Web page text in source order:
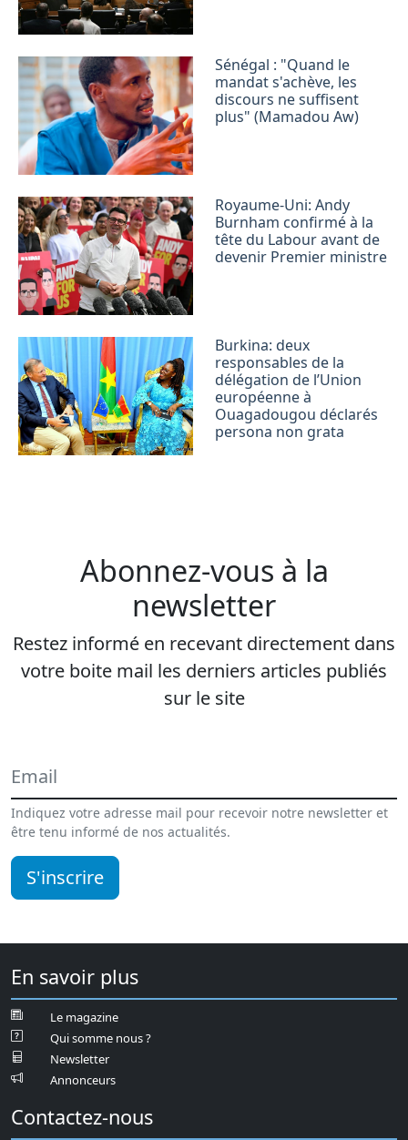
Sénégal : "Quand le
mandat s'achève, les
discours ne suffisent
plus" (Mamadou Aw)
Royaume-Uni: Andy
Burnham confirmé à la
tête du Labour avant de
devenir Premier ministre
Burkina: deux
responsables de la
délégation de l’Union
européenne à
Ouagadougou déclarés
persona non grata
Abonnez-vous à la
newsletter
Restez informé en recevant directement dans
votre boite mail les derniers articles publiés
sur le site
Indiquez votre adresse mail pour recevoir notre newsletter et
être tenu informé de nos actualités.
S'inscrire
En savoir plus
Le magazine
Qui somme nous ?
Newsletter
Annonceurs
Contactez-nous